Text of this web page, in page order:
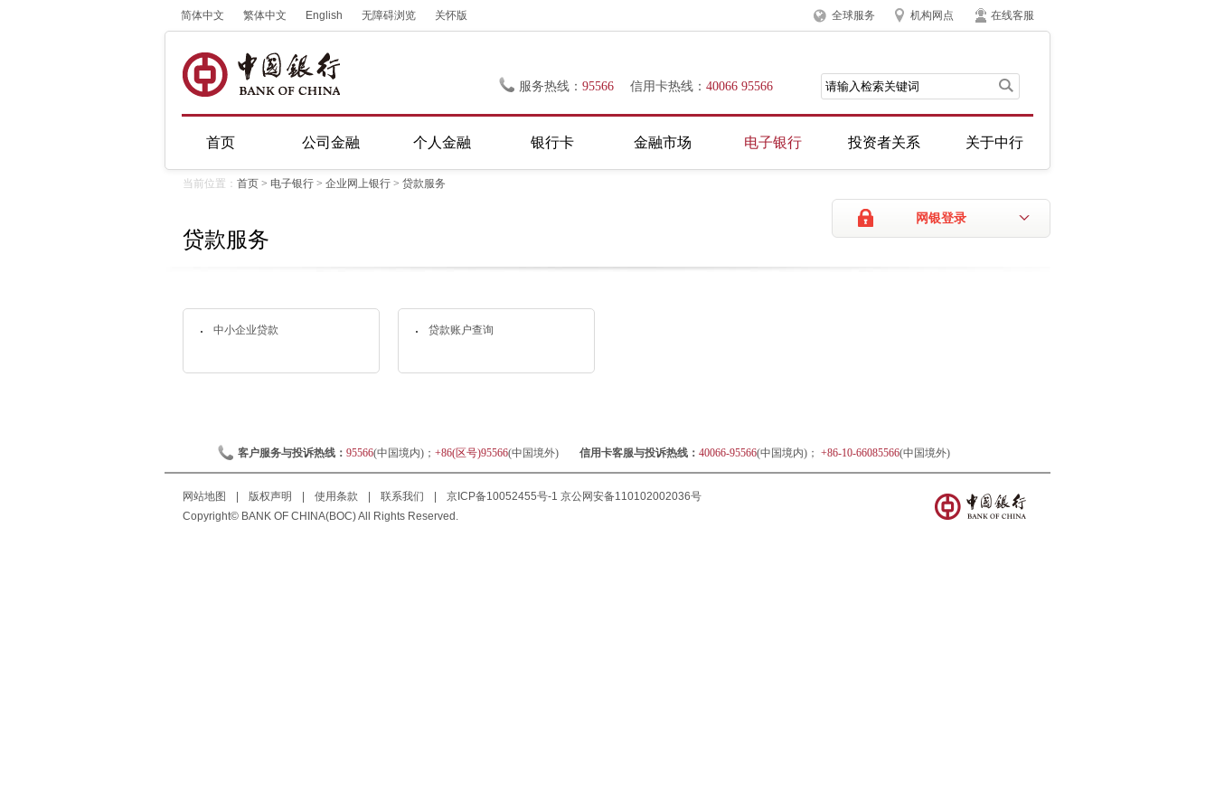
简体中文 繁体中文 English 无障碍浏览 关怀版 全球服务 机构网点 在线客服
服务热线： 95566 信用卡热线： 40066 95566
首页 公司金融 个人金融 银行卡 金融市场 电子银行 投资者关系 关于中行
当前位置： 首页 > 电子银行 > 企业网上银行 > 贷款服务
贷款服务
网银登录
中小企业贷款 贷款账户查询
客户服务与投诉热线： 95566(中国境内)； +86(区号)95566(中国境外) 信用卡客服与投诉热线： 40066-95566(中国境内)； +86-10-66085566(中国境外)
网站地图 版权声明 使用条款 联系我们 京ICP备10052455号-1 京公网安备110102002036号
Copyright© BANK OF CHINA(BOC) All Rights Reserved.